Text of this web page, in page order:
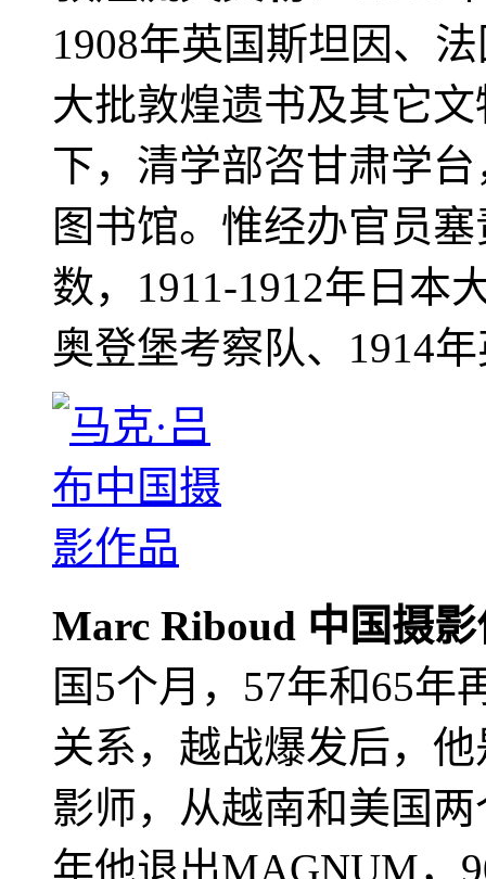
1908年英国斯坦因、
大批敦煌遗书及其它
下，清学部咨甘肃学
图书馆。惟经办官员
数，1911-1912年日本
奥登堡考察队、1914
Marc Riboud 中国摄
国5个月，57年和65年
关系，越战爆发后，
影师，从越南和美国
年他退出MAGNUM，